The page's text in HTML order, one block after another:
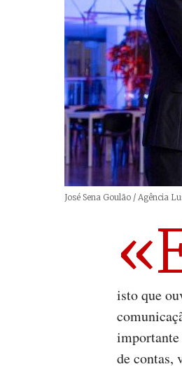
Créditos
José Sena Goulão / Agência
isto que
de contas,